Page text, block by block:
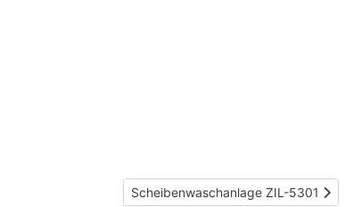
Nächster Beitrag:
Scheibenwaschanlage ZIL-5301